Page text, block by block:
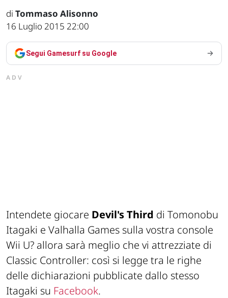
di Tommaso Alisonno
16 Luglio 2015 22:00
Segui Gamesurf su Google
ADV
Intendete giocare Devil's Third di Tomonobu
Itagaki e Valhalla Games sulla vostra console
Wii U? allora sarà meglio che vi attrezziate di
Classic Controller: così si legge tra le righe
delle dichiarazioni pubblicate dallo stesso
Itagaki su Facebook.